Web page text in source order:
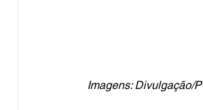
Imagens: Divulgação/